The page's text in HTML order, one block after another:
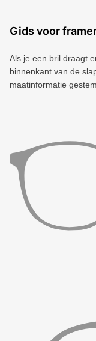
Gids voor
Als je een bril draagt
binnenkant van de
maatinformatie